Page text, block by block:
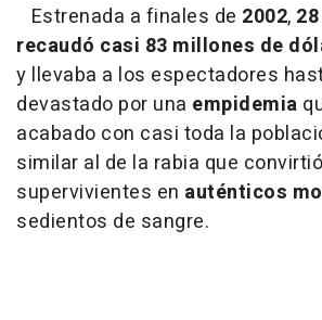
Estrenada a finales de 2002,
recaudó casi 83 millones de
y llevaba a los espectadores
devastado por una empidemia
acabado con casi toda la
similar al de la rabia que
supervivientes en auténticos
sedientos de sangre.